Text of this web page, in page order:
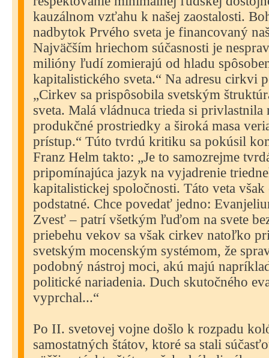
kauzálnom vzťahu k našej zaostalosti.
nadbytok Prvého sveta je financovaný
Najväčším hriechom súčasnosti je
milióny ľudí zomierajú od hladu
kapitalistického sveta.“ Na adresu cirkvi
„Cirkev sa prispôsobila svetským
sveta. Malá vládnuca trieda si privlastnila
produkčné prostriedky a široká masa
prístup.“ Túto tvrdú kritiku sa pokúsil
Franz Helm takto: „Je to samozrejme
pripomínajúca jazyk na vyjadrenie
kapitalistickej spoločnosti. Táto veta
podstatné. Chce povedať jedno:
Zvesť – patrí všetkým ľuďom na svete
priebehu vekov sa však cirkev natoľko
svetským mocenským systémom, že
podobný nástroj moci, akú majú
politické nariadenia. Duch skutočného
vyprchal...“
Po II. svetovej vojne došlo k rozpadu
samostatných štátov, ktoré sa stali